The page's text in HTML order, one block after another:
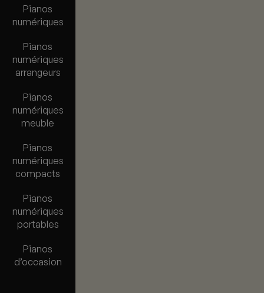
Pianos
numériques
Pianos
numériques
arrangeurs
Pianos
numériques
meuble
Pianos
numériques
compacts
Pianos
numériques
portables
Pianos
d’occasion